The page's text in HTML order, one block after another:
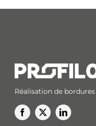
Réalisation de